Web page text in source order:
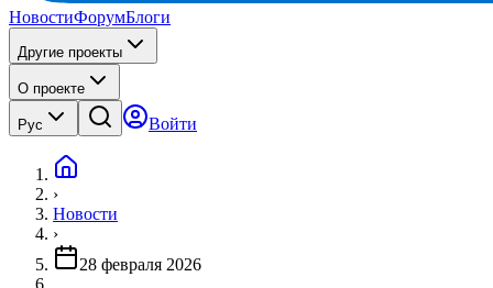
НовостиФорумБлоги
Другие проекты
О проекте
Рус Войти
›
Новости
›
28 февраля 2026